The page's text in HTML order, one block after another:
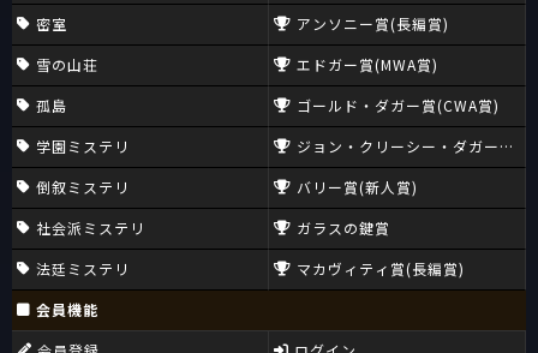
密室
雪の山荘
孤島
学園ミステリ
倒叙ミステリ
社会派ミステリ
法廷ミステリ
アンソニー賞(長編賞)
エドガー賞(MWA賞)
ゴールド・ダガー賞(CWA賞)
ジョン・クリーシー・ダガー賞
バリー賞(新人賞)
ガラスの鍵賞
マカヴィティ賞(長編賞)
会員機能